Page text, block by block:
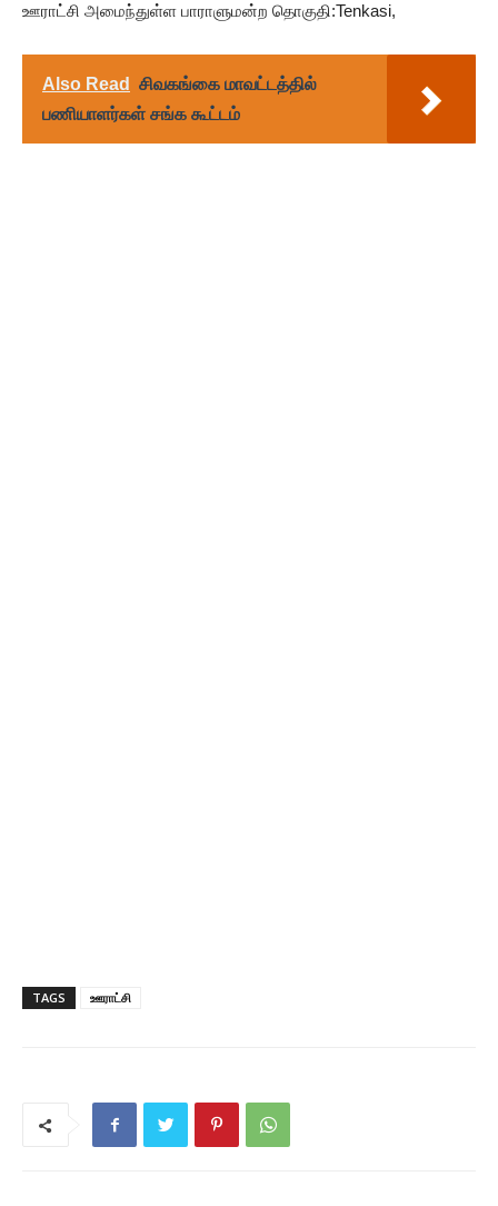
ஊராட்சி அமைந்துள்ள பாராளுமன்ற தொகுதி:Tenkasi,
Also Read
சிவகங்கை மாவட்டத்தில்
பணியாளர்கள் சங்க கூட்டம்
TAGS ஊராட்சி